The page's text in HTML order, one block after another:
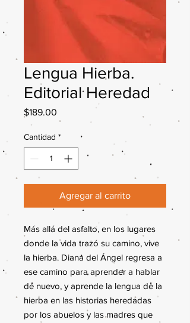
Lengua Hierba.
Editorial Heredad
$189.00
Cantidad *
Agregar al carrito
Más allá del asfalto, en los lugares
donde la vida trazó su camino, vive
la hierba. Diana del Ángel regresa a
ese camino para aprender a hablar
de nuevo, y aprende la lengua de la
hierba en las historias heredadas
por los abuelos y las madres que